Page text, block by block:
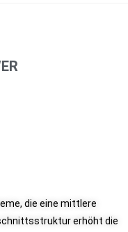
die eine mittlere
erhöht die